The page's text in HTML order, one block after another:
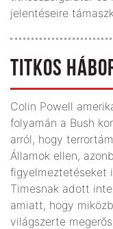
jelentéseire
TITKOS
Colin Powell
folyamán a Bush
arról, hogy
Államok ellen,
figyelmeztetéseket
Timesnak adott
amiatt, hogy
világszerte